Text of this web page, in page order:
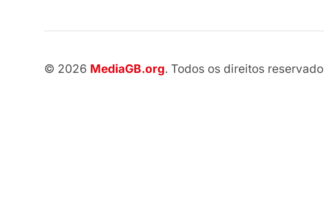
© 2026 MediaGB.org. Todos os direitos